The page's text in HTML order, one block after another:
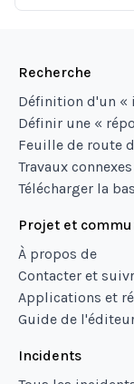
Recherche
Définition d'un «
Définir une «
Feuille de route
Travaux connexes
Télécharger la
Projet et
À propos de
Contacter et
Applications et
Guide de
Incidents